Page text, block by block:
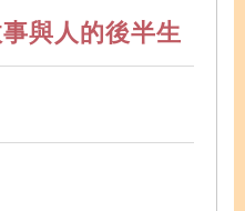
與人的後半生